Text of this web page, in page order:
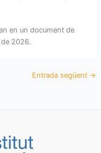
en un document de
2026.
Entrada següent →